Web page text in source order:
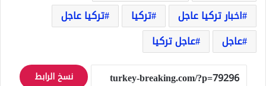
اخبار تركيا عاجل
تركيا
تركيا عاجل
عاجل
عاجل تركيا
نسخ الرابط